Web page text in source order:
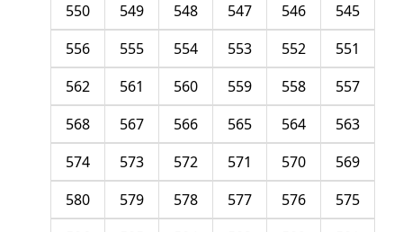
545
546
547
548
549
550
551
552
553
554
555
556
557
558
559
560
561
562
563
564
565
566
567
568
569
570
571
572
573
574
575
576
577
578
579
580